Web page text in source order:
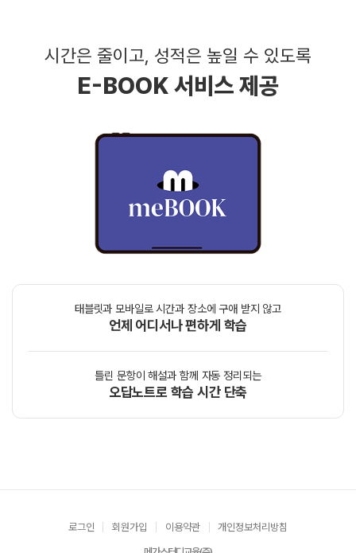
시간은 줄이고, 성적은 높일 수 있도록
E-BOOK 서비스 제공
태블릿과 모바일로 시간과 장소에 구애 받지 않고
언제 어디서나 편하게 학습
틀린 문항이 해설과 함께 자동 정리되는
오답노트로 학습 시간 단축
로그인 회원가입 이용약관 개인정보처리방침